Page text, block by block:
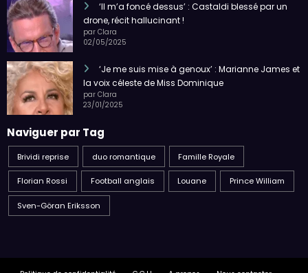
‘Il m’a foncé dessus’ : Castaldi blessé par un
drone, récit hallucinant !
par Clara
02/05/2025
‘Je me suis mise à genoux’ : Marianne James et
la voix céleste de Miss Dominique
par Clara
23/01/2025
Naviguer par Tag
Brividi reprise duo romantique Famille Royale
Florian Rossi Football anglais Louane Prince William
Sven-Göran Eriksson